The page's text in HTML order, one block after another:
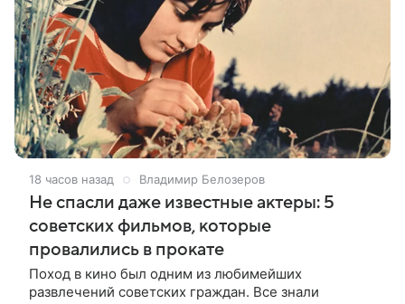
18 часов назад Владимир Белозеров
Не спасли даже известные актеры: 5
советских фильмов, которые
провалились в прокате
Поход в кино был одним из любимейших
развлечений советских граждан. Все знали